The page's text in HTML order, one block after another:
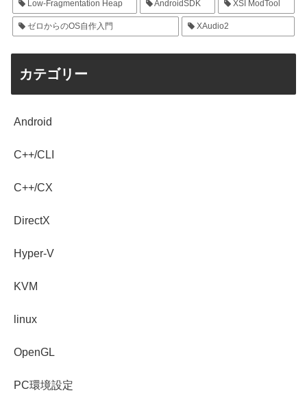
Low-Fragmentation Heap AndroidSDK XSI ModTool
ゼロからのOS自作入門 XAudio2
カテゴリー
Android
C++/CLI
C++/CX
DirectX
Hyper-V
KVM
linux
OpenGL
PC環境設定